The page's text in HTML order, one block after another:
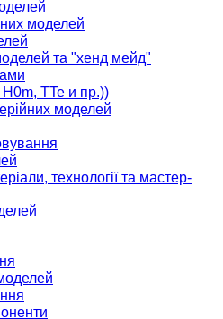
моделей
та "хенд мейд"
TTe и пр.))
моделей
технології та мастер-